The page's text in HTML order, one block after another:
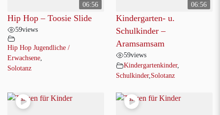
06:56
Hip Hop – Toosie Slide
59views
Hip Hop Jugendliche /
Erwachsene,
Solotanz
06:56
Kindergarten- u.
Schulkinder –
Aramsamsam
59views
Kindergartenkinder,
Schulkinder,Solotanz